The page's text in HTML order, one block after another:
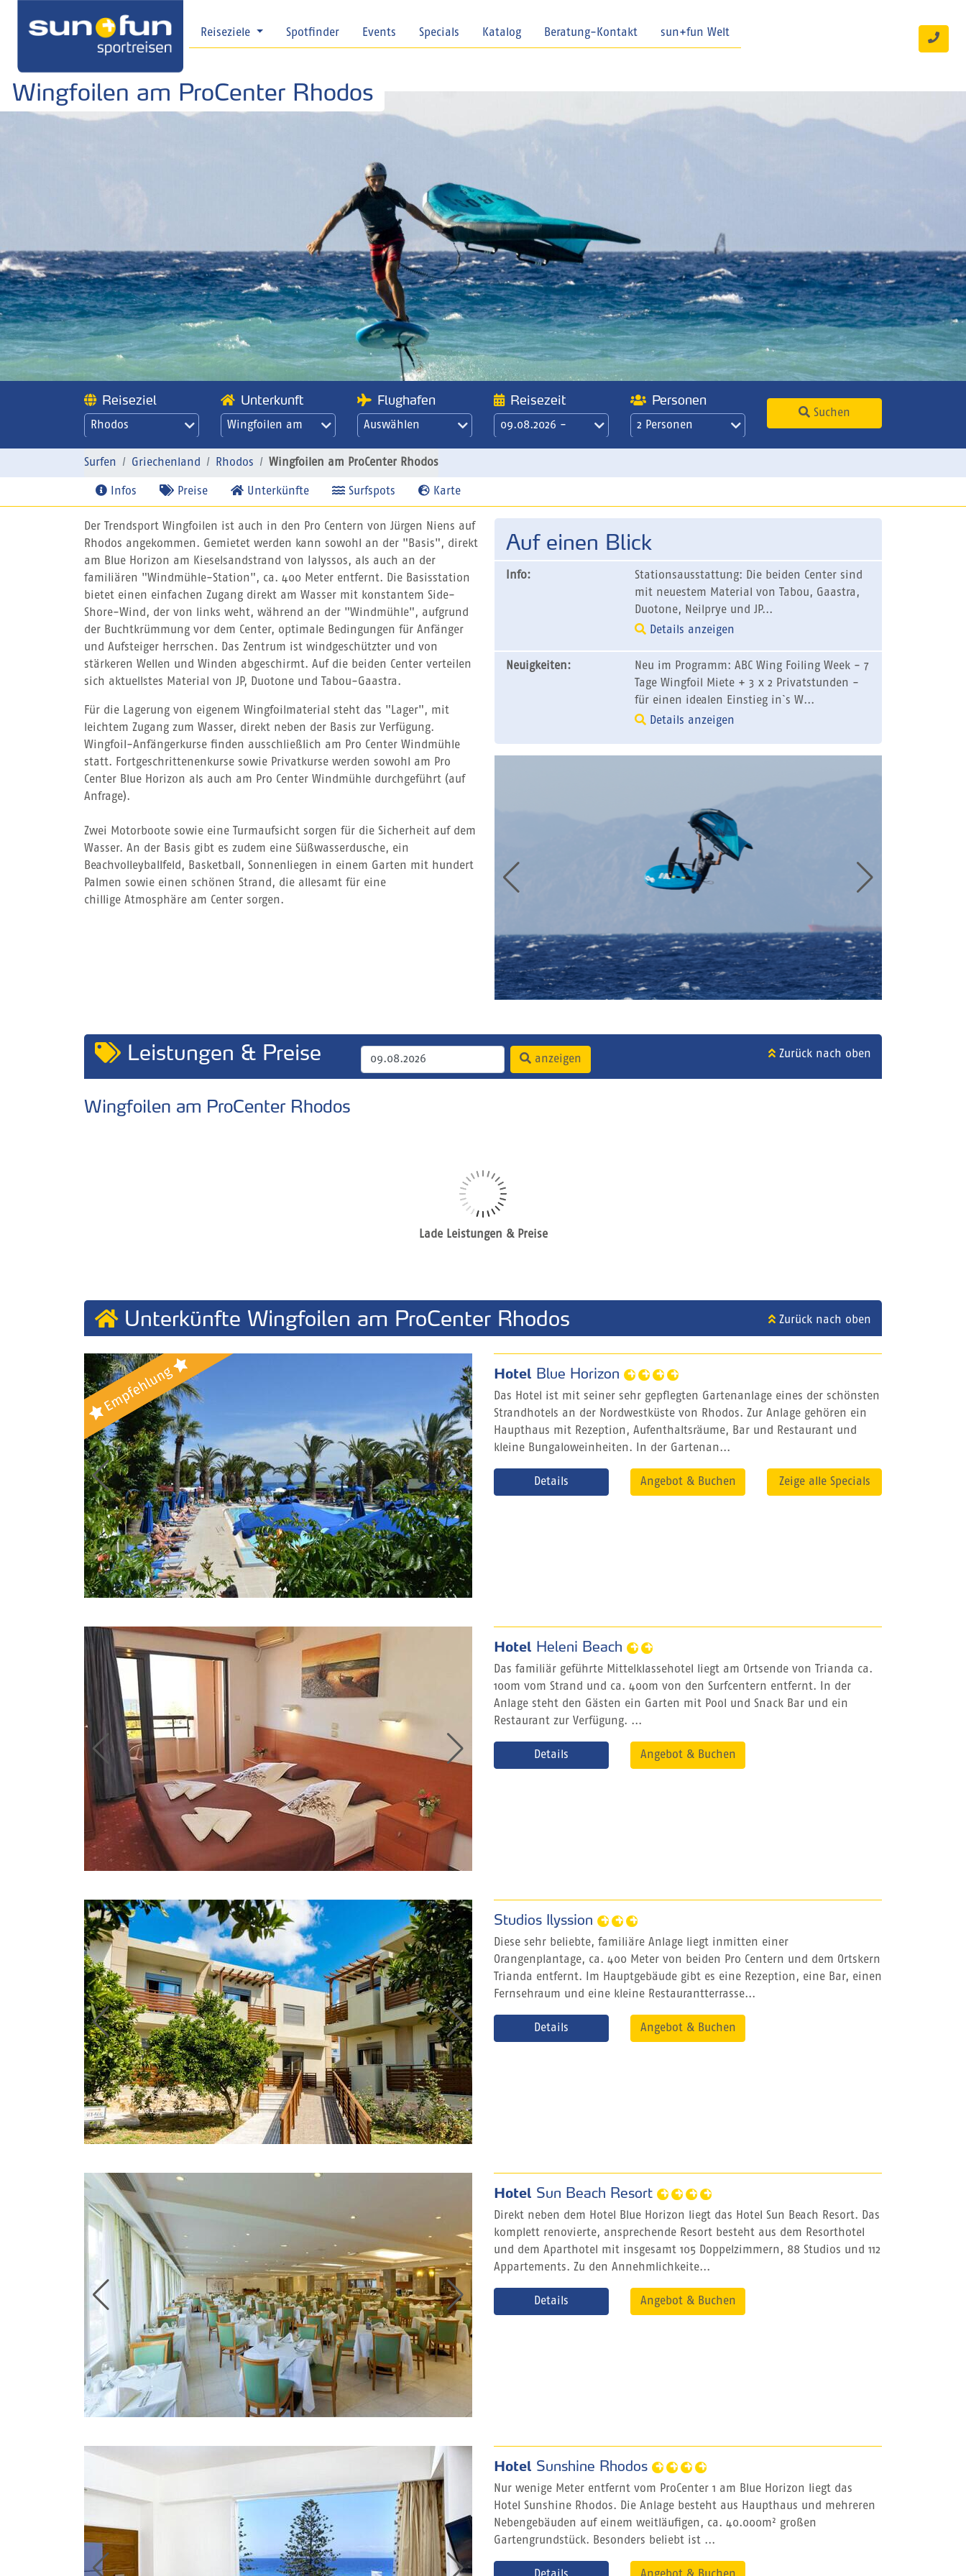
Reiseziele Spotfinder Events Specials Katalog Beratung-Kontakt sun+fun Welt
Wingfoilen am ProCenter Rhodos
Reiseziel
Rhodos
Unterkunft
Wingfoilen am
Flughafen
Auswählen
Reisezeit
09.08.2026 -
/ 3 Wochen
Personen
2 Personen
Suchen
Surfen Griechenland Rhodos Wingfoilen am ProCenter Rhodos
Infos Preise Unterkünfte Surfspots Karte
Auf einen Blick
Info:
Stationsausstattung: Die beiden Center sind
mit neuestem Material von Tabou, Gaastra,
Duotone, Neilprye und JP...
Details anzeigen
Neuigkeiten:
Neu im Programm: ABC Wing Foiling Week - 7
Tage Wingfoil Miete + 3 x 2 Privatstunden -
für einen idealen Einstieg in`s W...
Details anzeigen
Der Trendsport Wingfoilen ist auch in den Pro Centern von Jürgen Niens auf
Rhodos angekommen. Gemietet werden kann sowohl an der "Basis", direkt
am Blue Horizon am Kieselsandstrand von Ialyssos, als auch an der
familiären "Windmühle-Station", ca. 400 Meter entfernt. Die Basisstation
bietet einen einfachen Zugang direkt am Wasser mit konstantem Side-
Shore-Wind, der von links weht, während an der "Windmühle", aufgrund
der Buchtkrümmung vor dem Center, optimale Bedingungen für Anfänger
und Aufsteiger herrschen. Das Zentrum ist windgeschützter und von
stärkeren Wellen und Winden abgeschirmt. Auf die beiden Center verteilen
sich aktuellstes Material von JP, Duotone und Tabou-Gaastra.
Für die Lagerung von eigenem Wingfoilmaterial steht das "Lager", mit
leichtem Zugang zum Wasser, direkt neben der Basis zur Verfügung.
Wingfoil-Anfängerkurse finden ausschließlich am Pro Center Windmühle
statt. Fortgeschrittenenkurse sowie Privatkurse werden sowohl am Pro
Center Blue Horizon als auch am Pro Center Windmühle durchgeführt (auf
Anfrage).
Zwei Motorboote sowie eine Turmaufsicht sorgen für die Sicherheit auf dem
Wasser. An der Basis gibt es zudem eine Süßwasserdusche, ein
Beachvolleyballfeld, Basketball, Sonnenliegen in einem Garten mit hundert
Palmen sowie einen schönen Strand, die allesamt für eine
chillige Atmosphäre am Center sorgen.
Leistungen & Preise anzeigen Zurück nach oben
Wingfoilen am ProCenter Rhodos
Lade Leistungen & Preise
Unterkünfte Wingfoilen am ProCenter Rhodos Zurück nach oben
Hotel Blue Horizon
Das Hotel ist mit seiner sehr gepflegten Gartenanlage eines der schönsten
Strandhotels an der Nordwestküste von Rhodos. Zur Anlage gehören ein
Haupthaus mit Rezeption, Aufenthaltsräume, Bar und Restaurant und
kleine Bungaloweinheiten. In der Gartenan...
Details Angebot & Buchen Zeige alle Specials
Hotel Heleni Beach
Das familiär geführte Mittelklassehotel liegt am Ortsende von Trianda ca.
100m vom Strand und ca. 400m von den Surfcentern entfernt. In der
Anlage steht den Gästen ein Garten mit Pool und Snack Bar und ein
Restaurant zur Verfügung. ...
Details Angebot & Buchen
Studios Ilyssion
Diese sehr beliebte, familiäre Anlage liegt inmitten einer
Orangenplantage, ca. 400 Meter von beiden Pro Centern und dem Ortskern
Trianda entfernt. Im Hauptgebäude gibt es eine Rezeption, eine Bar, einen
Fernsehraum und eine kleine Restaurantterrasse...
Details Angebot & Buchen
Hotel Sun Beach Resort
Direkt neben dem Hotel Blue Horizon liegt das Hotel Sun Beach Resort. Das
komplett renovierte, ansprechende Resort besteht aus dem Resorthotel
und dem Aparthotel mit insgesamt 105 Doppelzimmern, 88 Studios und 112
Appartements. Zu den Annehmlichkeite...
Details Angebot & Buchen
Hotel Sunshine Rhodos
Nur wenige Meter entfernt vom ProCenter 1 am Blue Horizon liegt das
Hotel Sunshine Rhodos. Die Anlage besteht aus Haupthaus und mehreren
Nebengebäuden auf einem weitläufigen, ca. 40.000m² großen
Gartengrundstück. Besonders beliebt ist ...